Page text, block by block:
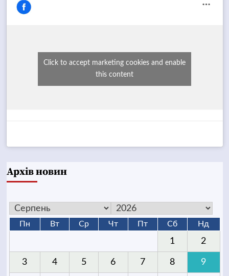
Click to accept marketing cookies and enable
this content
Архів новин
Пн Вт Ср Чт Пт Сб Нд
1 2
3 4 5 6 7 8 9